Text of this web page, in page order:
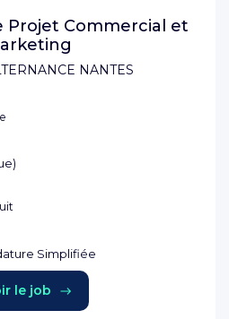
NANTES
Projet Commercial et
)
Simplifiée
le job